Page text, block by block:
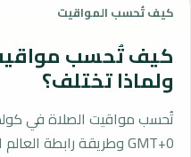
كيف تُحسب المواقيت
كيف تُحسب
ولماذا تختلف؟
تُحسب مواقيت الصلاة في
GMT+0 وطريقة رابطة العالم الإسلامي.